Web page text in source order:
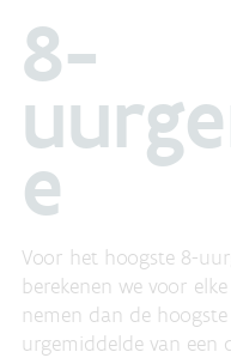
8-
e
Voor het hoogste 8-
berekenen we voor
nemen dan de
urgemiddelde van een